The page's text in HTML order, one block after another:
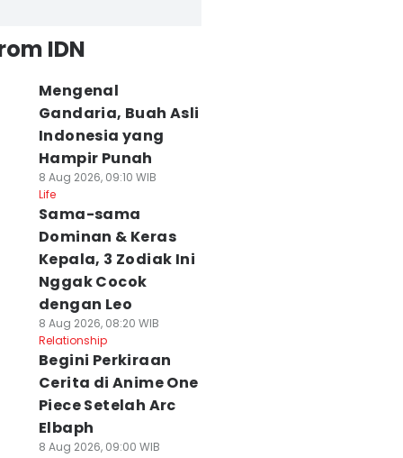
IDN
Mengenal
Gandaria, Buah Asli
Indonesia yang
Hampir Punah
8 Aug 2026, 09:10 WIB
Life
Sama-sama
Dominan & Keras
Kepala, 3 Zodiak Ini
Nggak Cocok
dengan Leo
8 Aug 2026, 08:20 WIB
Relationship
Begini Perkiraan
Cerita di Anime One
Piece Setelah Arc
Elbaph
8 Aug 2026, 09:00 WIB